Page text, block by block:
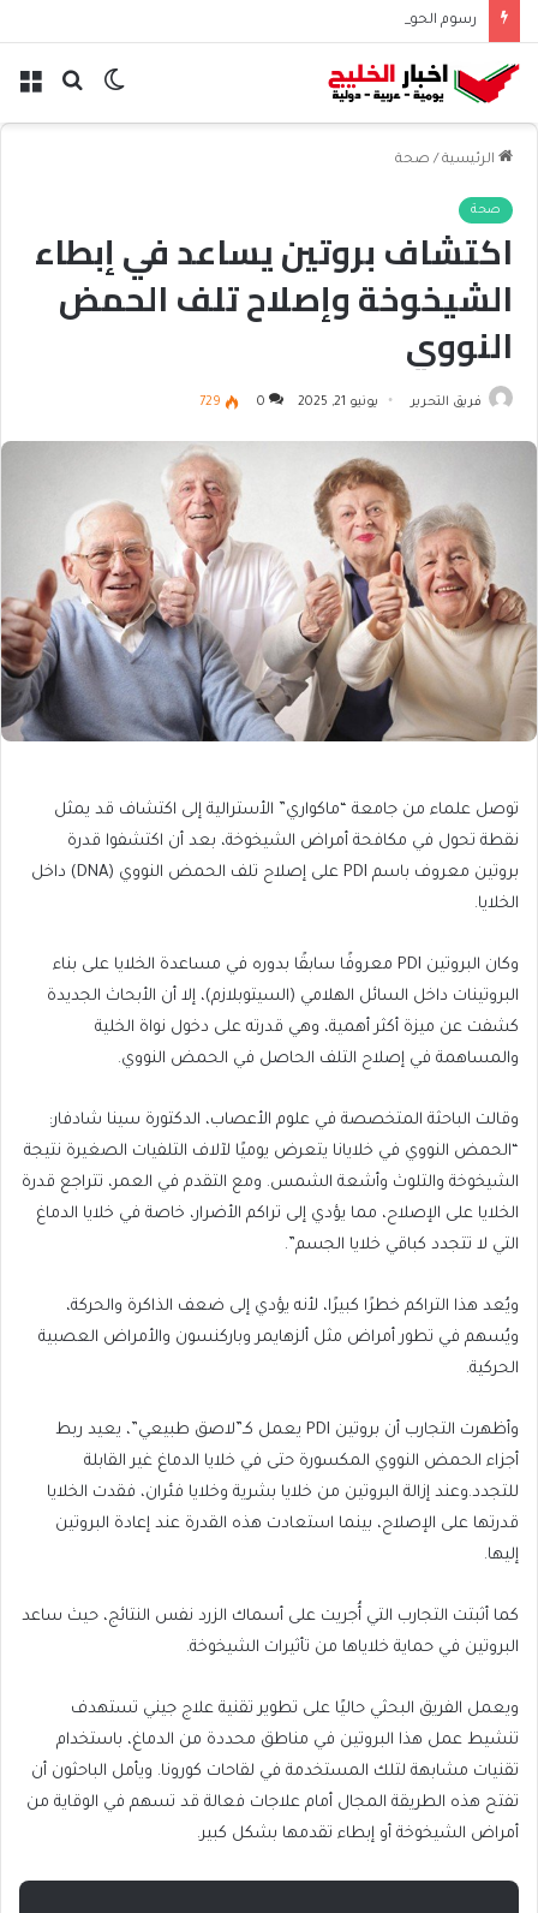
رسوم الحوثيين على باب المندب تعيد حسابات مخاطر الملاحة
بحث الوضع
الرئيسية / صحة
صحة
اكتشاف بروتين يساعد في إبطاء
الشيخوخة وإصلاح تلف الحمض
النووي
فريق التحرير يونيو 21, 2025 0
729
توصل علماء من جامعة “ماكواري” الأسترالية إلى اكتشاف قد يمثل
نقطة تحول في مكافحة أمراض الشيخوخة، بعد أن اكتشفوا قدرة
بروتين معروف باسم PDI على إصلاح تلف الحمض النووي (DNA) داخل
الخلايا.
وكان البروتين PDI معروفًا سابقًا بدوره في مساعدة الخلايا على بناء
البروتينات داخل السائل الهلامي (السيتوبلازم)، إلا أن الأبحاث الجديدة
كشفت عن ميزة أكثر أهمية، وهي قدرته على دخول نواة الخلية
والمساهمة في إصلاح التلف الحاصل في الحمض النووي.
وقالت الباحثة المتخصصة في علوم الأعصاب، الدكتورة سينا شادفار:
“الحمض النووي في خلايانا يتعرض يوميًا لآلاف التلفيات الصغيرة نتيجة
الشيخوخة والتلوث وأشعة الشمس. ومع التقدم في العمر، تتراجع قدرة
الخلايا على الإصلاح، مما يؤدي إلى تراكم الأضرار، خاصة في خلايا الدماغ
التي لا تتجدد كباقي خلايا الجسم”.
ويُعد هذا التراكم خطرًا كبيرًا، لأنه يؤدي إلى ضعف الذاكرة والحركة،
ويُسهم في تطور أمراض مثل ألزهايمر وباركنسون والأمراض العصبية
الحركية.
وأظهرت التجارب أن بروتين PDI يعمل كـ”لاصق طبيعي”، يعيد ربط
أجزاء الحمض النووي المكسورة حتى في خلايا الدماغ غير القابلة
للتجدد.وعند إزالة البروتين من خلايا بشرية وخلايا فئران، فقدت الخلايا
قدرتها على الإصلاح، بينما استعادت هذه القدرة عند إعادة البروتين
إليها.
كما أثبتت التجارب التي أُجريت على أسماك الزرد نفس النتائج، حيث ساعد
البروتين في حماية خلاياها من تأثيرات الشيخوخة.
ويعمل الفريق البحثي حاليًا على تطوير تقنية علاج جيني تستهدف
تنشيط عمل هذا البروتين في مناطق محددة من الدماغ، باستخدام
تقنيات مشابهة لتلك المستخدمة في لقاحات كورونا. ويأمل الباحثون أن
تفتح هذه الطريقة المجال أمام علاجات فعالة قد تسهم في الوقاية من
أمراض الشيخوخة أو إبطاء تقدمها بشكل كبير.